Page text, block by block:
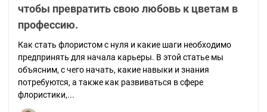
чтобы превратить свою любовь к цветам в
профессию.
Как стать флористом с нуля и какие шаги необходимо
предпринять для начала карьеры. В этой статье мы
объясним, с чего начать, какие навыки и знания
потребуются, а также как развиваться в сфере
флористики,...